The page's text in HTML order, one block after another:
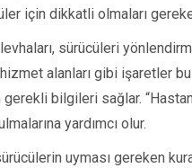
için dikkatli olmaları
sürücüleri
alanları gibi işaretler
bilgileri sağlar.
yardımcı olur.
uyması gereken